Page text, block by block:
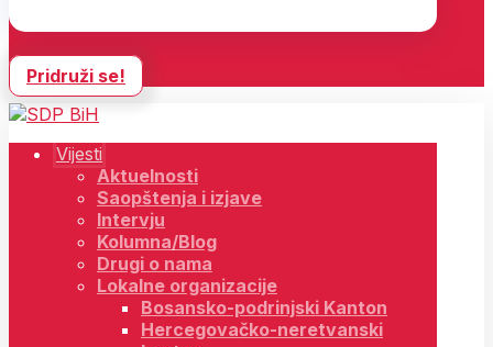
Pridruži se!
Vijesti
Aktuelnosti
Saopštenja i izjave
Intervju
Kolumna/Blog
Drugi o nama
Lokalne organizacije
Bosansko-podrinjski Kanton
Hercegovačko-neretvanski